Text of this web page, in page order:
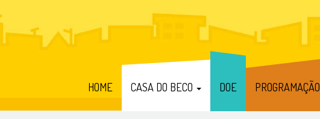
HOME CASA DO BECO DOE PROGRAMAÇÃO